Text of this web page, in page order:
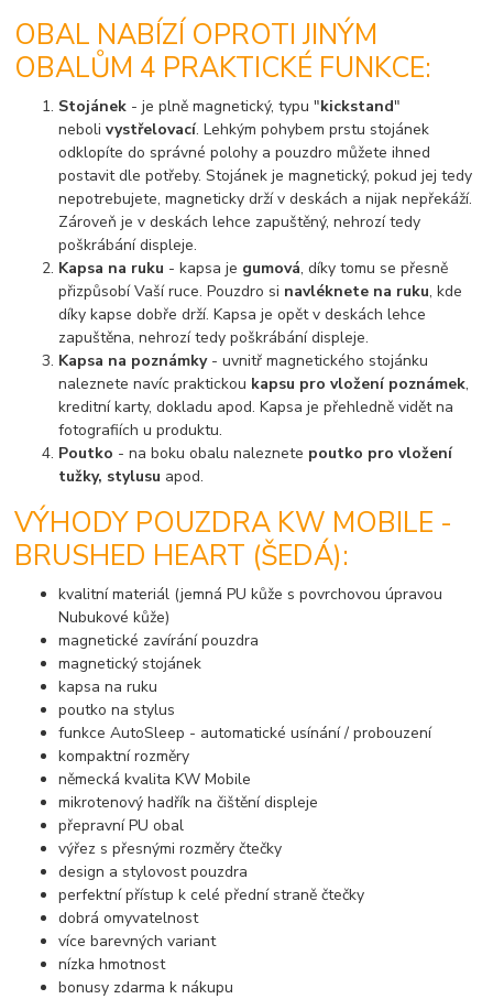
OBAL NABÍZÍ OPROTI JINÝM
OBALŮM 4 PRAKTICKÉ FUNKCE:
Stojánek - je plně magnetický, typu "kickstand"
nebolivystřelovací. Lehkým pohybem prstu stojánek
odklopíte do správné polohy a pouzdro můžete ihned
postavit dle potřeby. Stojánek je magnetický, pokud jej tedy
nepotrebujete, magneticky drží v deskách a nijak nepřekáží.
Zároveň je v deskách lehce zapuštěný, nehrozí tedy
poškrábání displeje.
Kapsa na ruku - kapsa je gumová, díky tomu se přesně
přizpůsobí Vaší ruce. Pouzdro si navléknete na ruku, kde
díky kapse dobře drží. Kapsa je opět v deskách lehce
zapuštěna, nehrozí tedy poškrábání displeje.
Kapsa na poznámky- uvnitř magnetického stojánku
naleznete navíc praktickou kapsu pro vložení poznámek,
kreditní karty, dokladu apod. Kapsa je přehledně vidět na
fotografiích u produktu.
Poutko - na boku obalu naleznete poutko pro vložení
tužky, stylusu apod.
VÝHODY POUZDRA KW MOBILE -
BRUSHED HEART (ŠEDÁ):
kvalitní materiál (jemná PU kůže s povrchovou úpravou
Nubukové kůže)
magnetické zavírání pouzdra
magnetický stojánek
kapsa na ruku
poutko na stylus
funkce AutoSleep - automatické usínání / probouzení
kompaktní rozměry
německá kvalita KW Mobile
mikrotenový hadřík na čištění displeje
přepravní PU obal
výřez s přesnými rozměry čtečky
design a stylovost pouzdra
perfektní přístup k celé přední straně čtečky
dobrá omyvatelnost
více barevných variant
nízka hmotnost
bonusy zdarma k nákupu